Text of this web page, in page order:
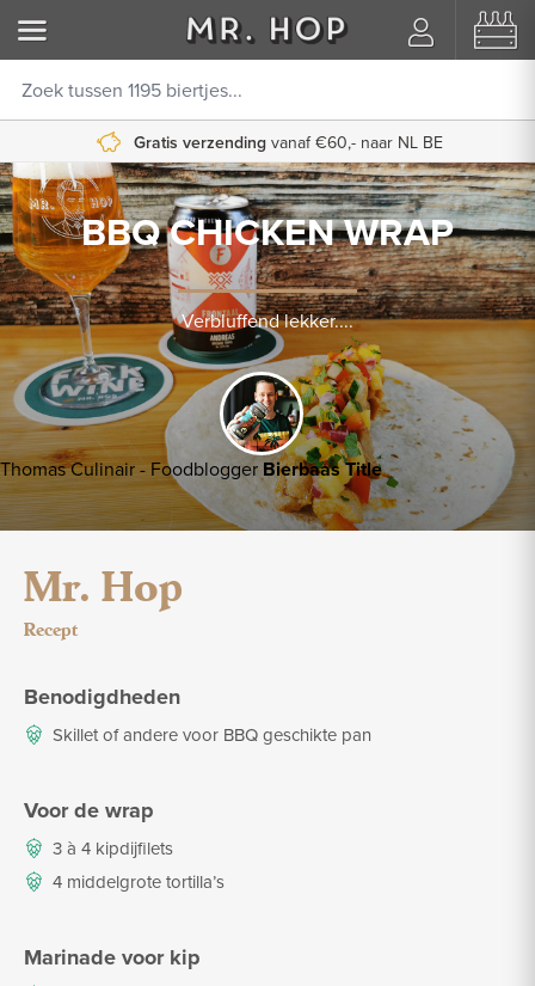
Gratis verzending vanaf €60,- naar NL BE
BBQ CHICKEN WRAP
Verbluffend lekker....
Thomas Culinair - FoodbloggerBierbaas Title
Mr. Hop
Recept
Benodigdheden
Skillet of andere voor BBQ geschikte pan
Voor de wrap
3 à 4 kipdijfilets
4 middelgrote tortilla’s
Marinade voor kip